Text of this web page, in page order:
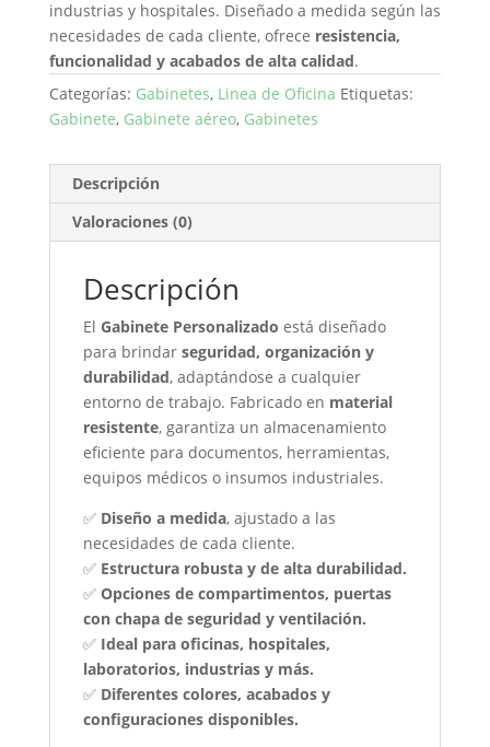
industrias y hospitales. Diseñado a medida según las
necesidades de cada cliente, ofrece resistencia,
funcionalidad y acabados de alta calidad.
Categorías: Gabinetes, Linea de Oficina Etiquetas:
Gabinete, Gabinete aéreo, Gabinetes
Descripción
Valoraciones (0)
Descripción
El Gabinete Personalizado está diseñado
para brindar seguridad, organización y
durabilidad, adaptándose a cualquier
entorno de trabajo. Fabricado en material
resistente, garantiza un almacenamiento
eficiente para documentos, herramientas,
equipos médicos o insumos industriales.
✅ Diseño a medida, ajustado a las
necesidades de cada cliente.
✅ Estructura robusta y de alta durabilidad.
✅ Opciones de compartimentos, puertas
con chapa de seguridad y ventilación.
✅ Ideal para oficinas, hospitales,
laboratorios, industrias y más.
✅ Diferentes colores, acabados y
configuraciones disponibles.